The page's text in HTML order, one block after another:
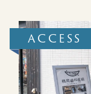
ACCESS